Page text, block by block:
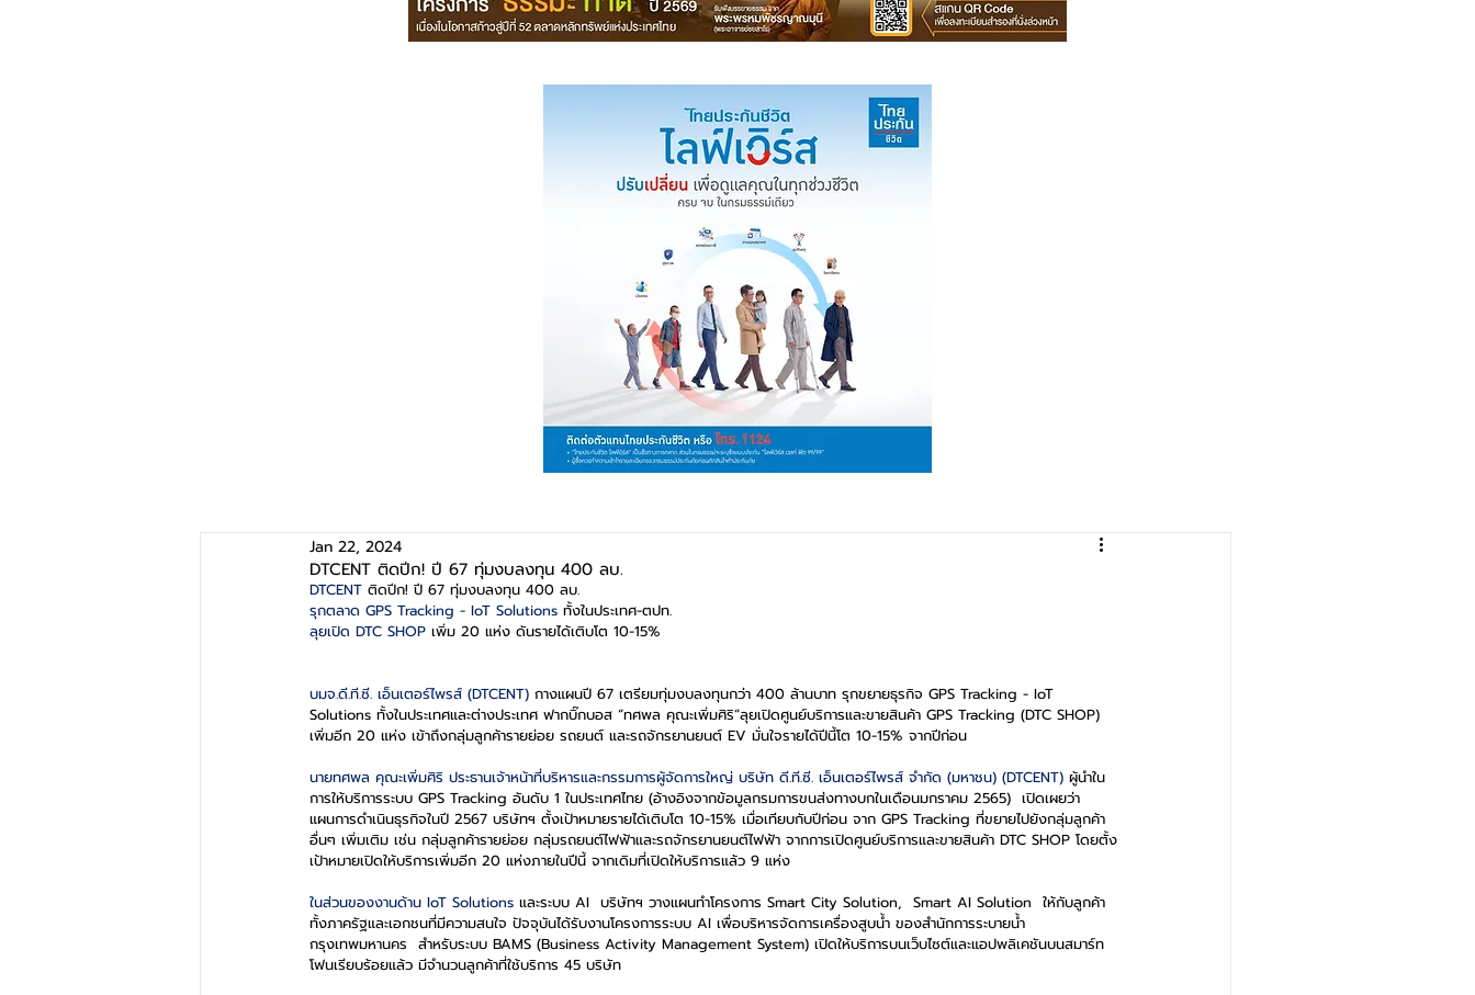
DTCENT ติดปีก! ปี 67 ทุ่มงบลงทุน 400 ลบ.
Jan 22, 2024
DTCENT ติดปีก! ปี 67 ทุ่มงบลงทุน 400 ลบ.
รุกตลาด GPS Tracking - IoT Solutions ทั้งในประเทศ-ตปท.
ลุยเปิด DTC SHOP เพิ่ม 20 แห่ง ดันรายได้เติบโต 10-15%
บมจ.ดี.ที.ซี. เอ็นเตอร์ไพรส์ (DTCENT) กางแผนปี 67 เตรียมทุ่มงบลงทุนกว่า 400 ล้านบาท รุกขยายธุรกิจ GPS Tracking - IoT
Solutions ทั้งในประเทศและต่างประเทศ ฟากบิ๊กบอส “ทศพล คุณะเพิ่มศิริ”ลุยเปิดศูนย์บริการและขายสินค้า GPS Tracking (DTC SHOP)
เพิ่มอีก 20 แห่ง เข้าถึงกลุ่มลูกค้ารายย่อย รถยนต์ และรถจักรยานยนต์ EV มั่นใจรายได้ปีนี้โต 10-15% จากปีก่อน
นายทศพล คุณะเพิ่มศิริ ประธานเจ้าหน้าที่บริหารและกรรมการผู้จัดการใหญ่ บริษัท ดี.ที.ซี. เอ็นเตอร์ไพรส์ จำกัด (มหาชน) (DTCENT) ผู้นำใน
การให้บริการระบบ GPS Tracking อันดับ 1 ในประเทศไทย (อ้างอิงจากข้อมูลกรมการขนส่งทางบกในเดือนมกราคม 2565)  เปิดเผยว่า
แผนการดำเนินธุรกิจในปี 2567 บริษัทฯ ตั้งเป้าหมายรายได้เติบโต 10-15% เมื่อเทียบกับปีก่อน จาก GPS Tracking ที่ขยายไปยังกลุ่มลูกค้า
อื่นๆ เพิ่มเติม เช่น กลุ่มลูกค้ารายย่อย กลุ่มรถยนต์ไฟฟ้าและรถจักรยานยนต์ไฟฟ้า จากการเปิดศูนย์บริการและขายสินค้า DTC SHOP โดยตั้ง
เป้าหมายเปิดให้บริการเพิ่มอีก 20 แห่งภายในปีนี้ จากเดิมที่เปิดให้บริการแล้ว 9 แห่ง
ในส่วนของงานด้าน IoT Solutions และระบบ AI  บริษัทฯ วางแผนทำโครงการ Smart City Solution,  Smart AI Solution  ให้กับลูกค้า
ทั้งภาครัฐและเอกชนที่มีความสนใจ ปัจจุบันได้รับงานโครงการระบบ AI เพื่อบริหารจัดการเครื่องสูบน้ำ ของสำนักการระบายน้ำ
กรุงเทพมหานคร  สำหรับระบบ BAMS (Business Activity Management System) เปิดให้บริการบนเว็บไซต์และแอปพลิเคชันบนสมาร์ท
โฟนเรียบร้อยแล้ว มีจำนวนลูกค้าที่ใช้บริการ 45 บริษัท